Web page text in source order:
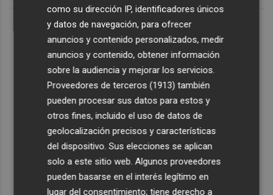
como su dirección IP, identificadores únicos
y datos de navegación, para ofrecer
anuncios y contenido personalizados, medir
anuncios y contenido, obtener información
sobre la audiencia y mejorar los servicios.
Proveedores de terceros (1913) también
pueden procesar sus datos para estos y
otros fines, incluido el uso de datos de
geolocalización precisos y características
del dispositivo. Sus elecciones se aplican
solo a este sitio web. Algunos proveedores
pueden basarse en el interés legítimo en
lugar del consentimiento; tiene derecho a